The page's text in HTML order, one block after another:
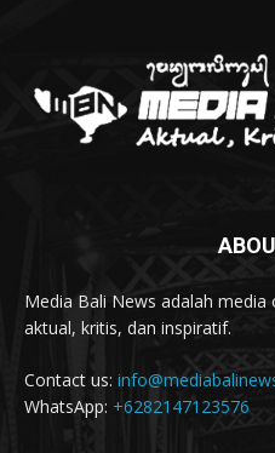
Ungkap
Polda Bali
Diduga OC,
Warga Melaya
Kuras Ratusan
Media Bali News adalah
aktual, kritis, dan inspiratif.
Contact us:
WhatsApp: +6282147123576